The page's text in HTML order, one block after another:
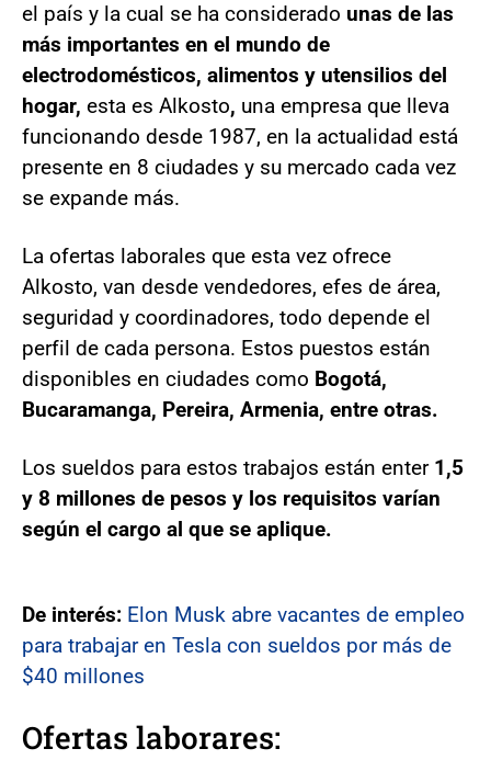
el país y la cual se ha considerado unas de las
más importantes en el mundo de
electrodomésticos, alimentos y utensilios del
hogar, esta es Alkosto, una empresa que lleva
funcionando desde 1987, en la actualidad está
presente en 8 ciudades y su mercado cada vez
se expande más.
La ofertas laborales que esta vez ofrece
Alkosto, van desde vendedores, efes de área,
seguridad y coordinadores, todo depende el
perfil de cada persona. Estos puestos están
disponibles en ciudades como Bogotá,
Bucaramanga, Pereira, Armenia, entre otras.
Los sueldos para estos trabajos están enter 1,5
y 8 millones de pesos y los requisitos varían
según el cargo al que se aplique.
De interés: Elon Musk abre vacantes de empleo
para trabajar en Tesla con sueldos por más de
$40 millones
Ofertas laborares: